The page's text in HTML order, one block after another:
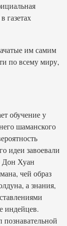
газетах
им самим
по всему миру,
обучение у
шаманского
идеи завоевали
Дон Хуан
чей образ
а знания,
индейцев.
познавательной